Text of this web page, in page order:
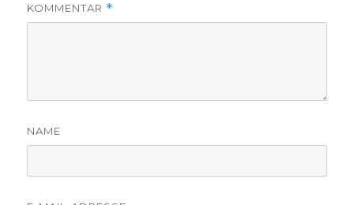
KOMMENTAR *
NAME